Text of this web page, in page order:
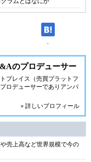
-
のプロデューサー
プレイス（売買プラットフ
ロデューサーでありアンパ
» 詳しいプロフィール
売上高など世界規模で今の